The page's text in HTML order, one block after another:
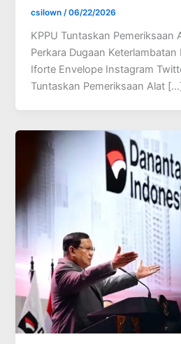
csilown/06/22/2026
KPPU Tuntaskan Pemeriksaan
Perkara Dugaan
Iforte Envelope Instagram
Tuntaskan Pemeriksaan Alat